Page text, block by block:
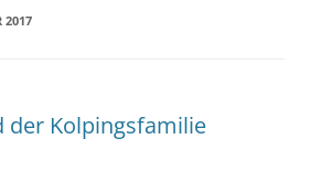
2017
der Kolpingsfamilie